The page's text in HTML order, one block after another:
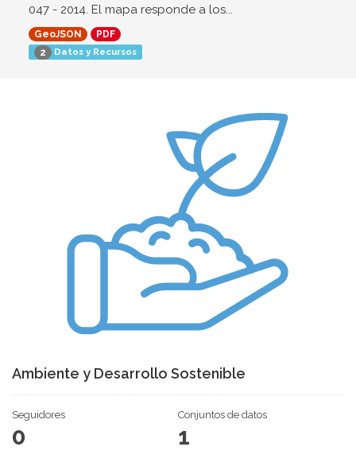
Ambiente y Desarrollo Sostenible
Seguidores
0
Conjuntos de datos
1
047 - 2014. El mapa responde a los...
GeoJSON
PDF
2 Datos y Recursos